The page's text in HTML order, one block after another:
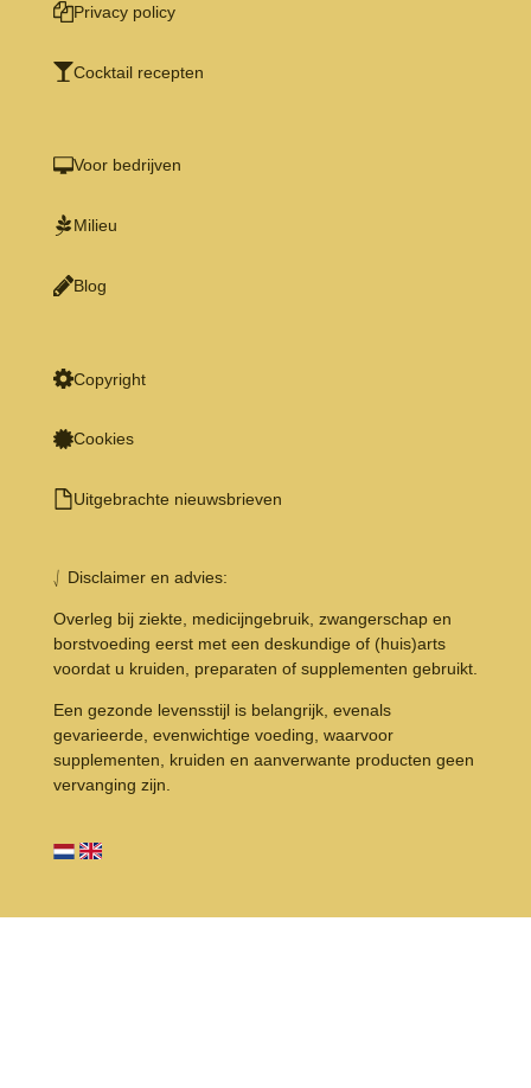
Privacy policy
Cocktail recepten
Voor bedrijven
Milieu
Blog
Copyright
Cookies
Uitgebrachte nieuwsbrieven
⎷ Disclaimer en advies:
Overleg bij ziekte, medicijngebruik, zwangerschap en
borstvoeding eerst met een deskundige of (huis)arts
voordat u kruiden, preparaten of supplementen gebruikt.
Een gezonde levensstijl is belangrijk, evenals
gevarieerde, evenwichtige voeding, waarvoor
supplementen, kruiden en aanverwante producten geen
vervanging zijn.